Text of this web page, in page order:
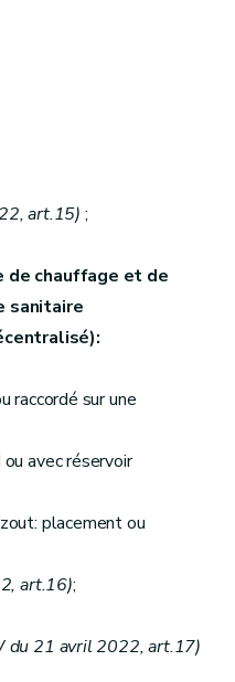
art.15) ;
de chauffage et de
sanitaire
raccordé sur une
avec réservoir
placement ou
art.16);
du 21 avril 2022, art.17)